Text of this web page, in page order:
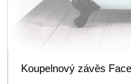
Koupelnový závěs